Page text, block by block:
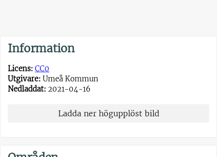
Information
Licens: CC0
Utgivare: Umeå Kommun
Nedladdat: 2021-04-16
Ladda ner högupplöst bild